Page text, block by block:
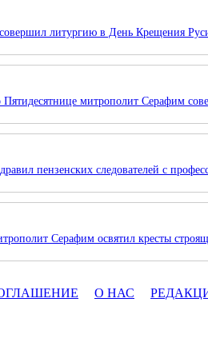
литургию в День Крещения
митрополит Серафим
пензенских следователей с
Серафим освятил кресты
О НАС